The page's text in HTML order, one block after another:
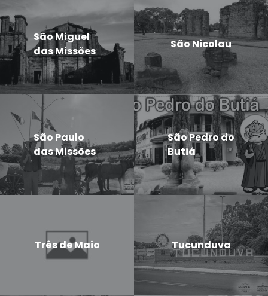
São Miguel
das Missões
São Nicolau
São Paulo
das Missões
São Pedro do
Butiá
Três de Maio Tucunduva